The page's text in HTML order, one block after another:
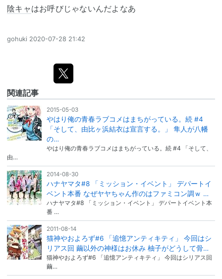
陰キャはお呼びじゃないんだよなあ
gohuki 2020-07-28 21:42
関連記事
2015-05-03
やはり俺の青春ラブコメはまちがっている。続 #4
「そして、由比ヶ浜結衣は宣言する。」 隼人が八幡
の…
やはり俺の青春ラブコメはまちがっている。続 #4 「そして、
由…
2014-08-30
ハナヤマタ#8 「ミッション・イベント」 デパートイ
ベント本番 なぜヤヤちゃん作のはファミコン調ｗ …
ハナヤマタ#8 「ミッション・イベント」 デパートイベント本
番 …
2011-08-14
猫神やおよろず#6 「追憶アンティキティ」 今回はシ
リアス回 繭以外の神様はお休み 柚子がどうして骨…
猫神やおよろず#6 「追憶アンティキティ」 今回はシリアス回
繭…